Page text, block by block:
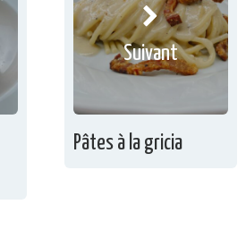
Suivant
Pâtes à la gricia